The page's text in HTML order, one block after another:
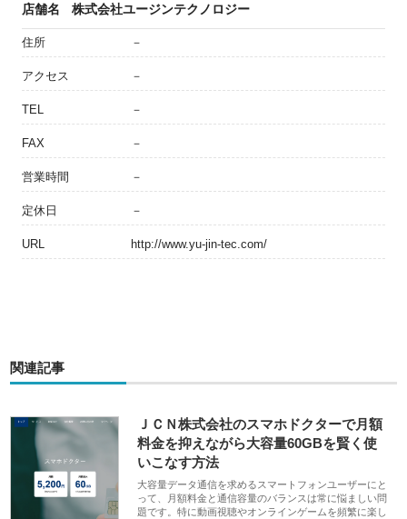
店舗名 株式会社ユージンテクノロジー
住所 －
アクセス －
TEL －
FAX －
営業時間 －
定休日 －
URL http://www.yu-jin-tec.com/
関連記事
ＪＣＮ株式会社のスマホドクターで月額
料金を抑えながら大容量60GBを賢く使
いこなす方法
大容量データ通信を求めるスマートフォンユーザーにと
って、月額料金と通信容量のバランスは常に悩ましい問
題です。特に動画視聴やオンラインゲームを頻繁に楽し